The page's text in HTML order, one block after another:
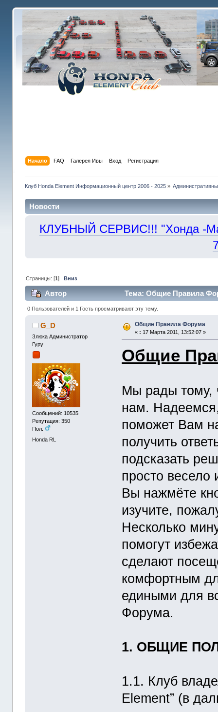
Начало FAQ Галерея Ивы Вход Регистрация
Клуб Honda Element Информационный центр 2006 - 2025»
Новости
КЛУБНЫЙ СЕРВИС!!! "Хонда -
Страницы: [1] Вниз
Автор Тема: Общие Правила
0 Пользователей и 1 Гость просматривают эту тему.
G_D
Злюка Администратор
Гуру
Сообщений: 10535
Репутация: 350
Пол:
Honda RL
Общие Правила Форума
« : 17 Марта 2011, 13:52:07 »
Общие
Мы рады тому,
нам.
поможет Вам
получить
подсказать
просто весело
Вы нажмёте
изучите,
Несколько
помогут
сделают
комфортным
едиными для
Форума.
1. ОБЩИЕ
1.1. Клуб
Element” (в